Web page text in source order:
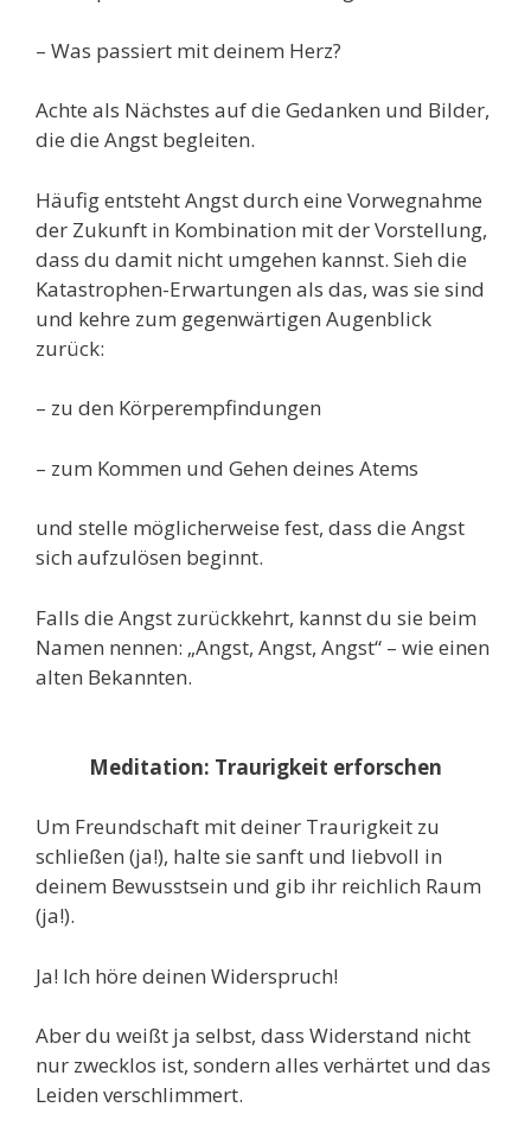
– Was passiert mit deinem Herz?
Achte als Nächstes auf die Gedanken und Bilder,
die die Angst begleiten.
Häufig entsteht Angst durch eine Vorwegnahme
der Zukunft in Kombination mit der Vorstellung,
dass du damit nicht umgehen kannst. Sieh die
Katastrophen-Erwartungen als das, was sie sind
und kehre zum gegenwärtigen Augenblick
zurück:
– zu den Körperempfindungen
– zum Kommen und Gehen deines Atems
und stelle möglicherweise fest, dass die Angst
sich aufzulösen beginnt.
Falls die Angst zurückkehrt, kannst du sie beim
Namen nennen: „Angst, Angst, Angst“ – wie einen
alten Bekannten.
Meditation: Traurigkeit erforschen
Um Freundschaft mit deiner Traurigkeit zu
schließen (ja!), halte sie sanft und liebvoll in
deinem Bewusstsein und gib ihr reichlich Raum
(ja!).
Ja! Ich höre deinen Widerspruch!
Aber du weißt ja selbst, dass Widerstand nicht
nur zwecklos ist, sondern alles verhärtet und das
Leiden verschlimmert.